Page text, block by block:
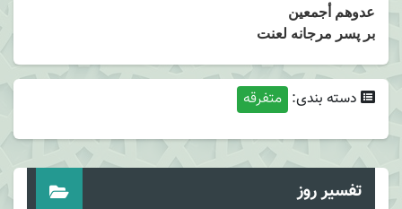
عدوهم أجمعين
بر پسر مرجانه لعنت
دسته بندی: متفرقه
تفسیر روز